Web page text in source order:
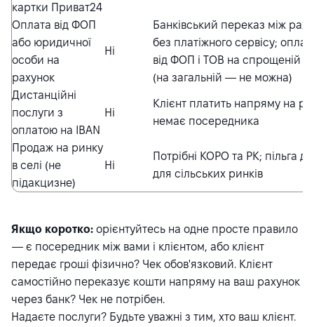
картки Приват24
Оплата від ФОП
або юридичної
особи на
рахунок
Ні
Банківський переказ між
без платіжного сервісу;
від ФОП і ТОВ на спрощеній
(на загальній — не можна)
Дистанційні
послуги з
оплатою на IBAN
Ні
Клієнт платить напряму на
немає посередника
Продаж на ринку
в селі (не
підакцизне)
Ні
Потрібні КОРО та РК; пільга
для сільських ринків
Якщо коротко: орієнтуйтесь на одне просте правило
— є посередник між вами і клієнтом, або клієнт
передає гроші фізично? Чек обов'язковий. Клієнт
самостійно переказує кошти напряму на ваш рахунок
через банк? Чек не потрібен.
Надаєте послуги? Будьте уважні з тим, хто ваш клієнт.